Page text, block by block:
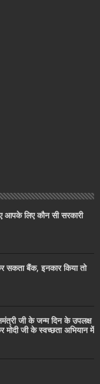
आपके लिए कौन सी सरकारी
सकता बैंक, इनकार किया तो
जी के जन्म दिन के उपलक्ष
मोदी जी के स्वच्छता अभियान में